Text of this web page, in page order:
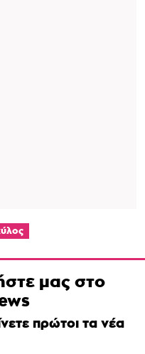
μας στο
πρώτοι τα νέα